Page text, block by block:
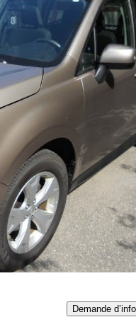
Affaire
Demande d’info